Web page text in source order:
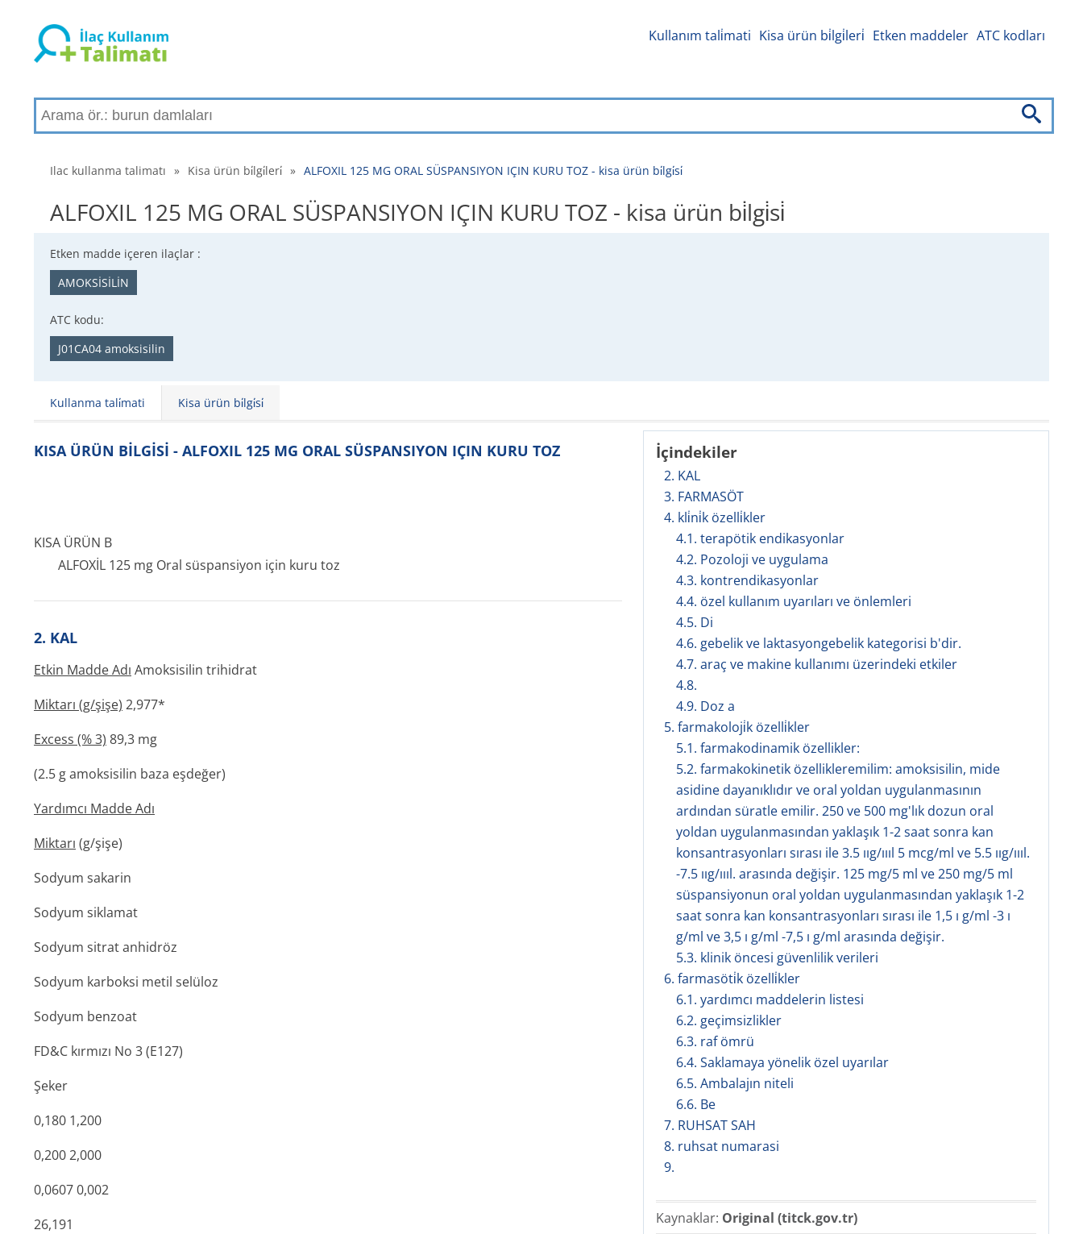
Kullanım tali̇mati Kisa ürün bi̇lgi̇leri̇ Etken maddeler ATC kodları
Ilac kullanma talimatı » Kisa ürün bi̇lgi̇leri̇ » ALFOXIL 125 MG ORAL SÜSPANSIYON IÇIN KURU TOZ - kisa ürün bi̇lgi̇si̇
ALFOXIL 125 MG ORAL SÜSPANSIYON IÇIN KURU TOZ - kisa ürün bi̇lgi̇si̇
Etken madde içeren ilaçlar :
AMOKSİSİLİN
ATC kodu:
J01CA04 amoksisilin
Kullanma tali̇mati Kisa ürün bi̇lgi̇si̇
İçindekiler
2. KAL
3. FARMASÖT
4. kli̇ni̇k özelli̇kler
4.1. terapötik endikasyonlar
4.2. Pozoloji ve uygulama
4.3. kontrendikasyonlar
4.4. özel kullanım uyarıları ve önlemleri
4.5. Di
4.6. gebelik ve laktasyongebelik kategorisi b'dir.
4.7. araç ve makine kullanımı üzerindeki etkiler
4.8.
4.9. Doz a
5. farmakoloji̇k özelli̇kler
5.1. farmakodinamik özellikler:
5.2. farmakokinetik özellikleremilim: amoksisilin, mide
asidine dayanıklıdır ve oral yoldan uygulanmasının
ardından süratle emilir. 250 ve 500 mg'lık dozun oral
yoldan uygulanmasından yaklaşık 1-2 saat sonra kan
konsantrasyonları sırası ile 3.5 ııg/ıııl 5 mcg/ml ve 5.5 ııg/ıııl.
-7.5 ııg/ıııl. arasında değişir. 125 mg/5 ml ve 250 mg/5 ml
süspansiyonun oral yoldan uygulanmasından yaklaşık 1-2
saat sonra kan konsantrasyonları sırası ile 1,5 ı g/ml -3 ı
g/ml ve 3,5 ı g/ml -7,5 ı g/ml arasında değişir.
5.3. klinik öncesi güvenlilik verileri
6. farmasöti̇k özelli̇kler
6.1. yardımcı maddelerin listesi
6.2. geçimsizlikler
6.3. raf ömrü
6.4. Saklamaya yönelik özel uyarılar
6.5. Ambalajın niteli
6.6. Be
7. RUHSAT SAH
8. ruhsat numarasi
9.
Kaynaklar: Original (titck.gov.tr)
KISA ÜRÜN BİLGİSİ - ALFOXIL 125 MG ORAL SÜSPANSIYON IÇIN KURU TOZ
KISA ÜRÜN B
ALFOXİL 125 mg Oral süspansiyon için kuru toz
2. KAL
Etkin Madde Adı Amoksisilin trihidrat
Miktarı (g/şişe) 2,977*
Excess (% 3) 89,3 mg
(2.5 g amoksisilin baza eşdeğer)
Yardımcı Madde Adı
Miktarı (g/şişe)
Sodyum sakarin
Sodyum siklamat
Sodyum sitrat anhidröz
Sodyum karboksi metil selüloz
Sodyum benzoat
FD&C kırmızı No 3 (E127)
Şeker
0,180 1,200
0,200 2,000
0,0607 0,002
26,191